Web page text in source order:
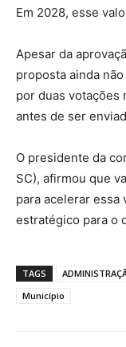
Em 2028, esse
Apesar da
proposta ainda
por duas votações
antes de ser
O presidente da
SC), afirmou que
para acelerar essa
estratégico para o
TAGS
Município